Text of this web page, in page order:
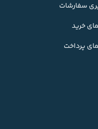
سفارشات
خرید
پرداخت